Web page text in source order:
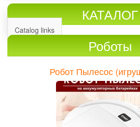
КАТАЛОГ
Catalog links
Роботы
Робот Пылесос